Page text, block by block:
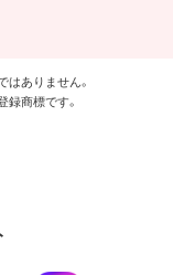
ありません。
商標です。